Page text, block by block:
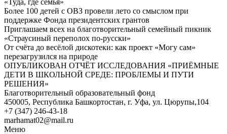
Более 100 детей с ОВЗ провели лето со смыслом при
поддержке Фонда президентских грантов
Приглашаем всех на благотворительный семейный пикник
«Страусиный переполох по-русски»
От счёта до весёлой дискотеки: как проект «Могу сам»
перезагрузился на природе
ОПУБЛИКОВАН ОТЧЁТ ИССЛЕДОВАНИЯ «ПРИЁМНЫЕ
ДЕТИ В ШКОЛЬНОЙ СРЕДЕ: ПРОБЛЕМЫ И ПУТИ
РЕШЕНИЯ»
Благотворительный образовательный фонд
450005, Республика Башкортостан, г. Уфа, ул. Цюрупы,104
+7 (347) 246-43-18
marhamat02@mail.ru
Меню